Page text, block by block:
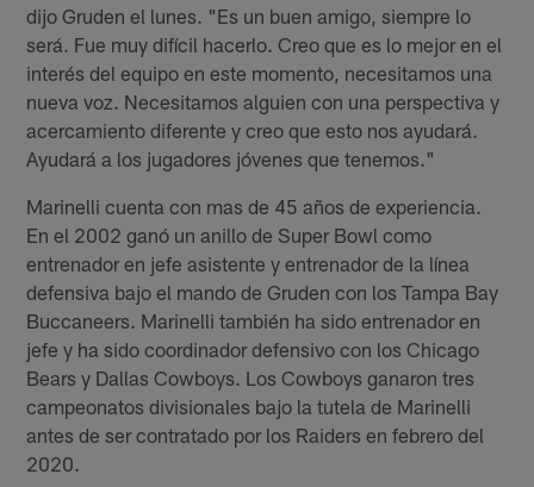
dijo Gruden el lunes. "Es un buen amigo, siempre lo
será. Fue muy difícil hacerlo. Creo que es lo mejor en el
interés del equipo en este momento, necesitamos una
nueva voz. Necesitamos alguien con una perspectiva y
acercamiento diferente y creo que esto nos ayudará.
Ayudará a los jugadores jóvenes que tenemos."
Marinelli cuenta con mas de 45 años de experiencia.
En el 2002 ganó un anillo de Super Bowl como
entrenador en jefe asistente y entrenador de la línea
defensiva bajo el mando de Gruden con los Tampa Bay
Buccaneers. Marinelli también ha sido entrenador en
jefe y ha sido coordinador defensivo con los Chicago
Bears y Dallas Cowboys. Los Cowboys ganaron tres
campeonatos divisionales bajo la tutela de Marinelli
antes de ser contratado por los Raiders en febrero del
2020.